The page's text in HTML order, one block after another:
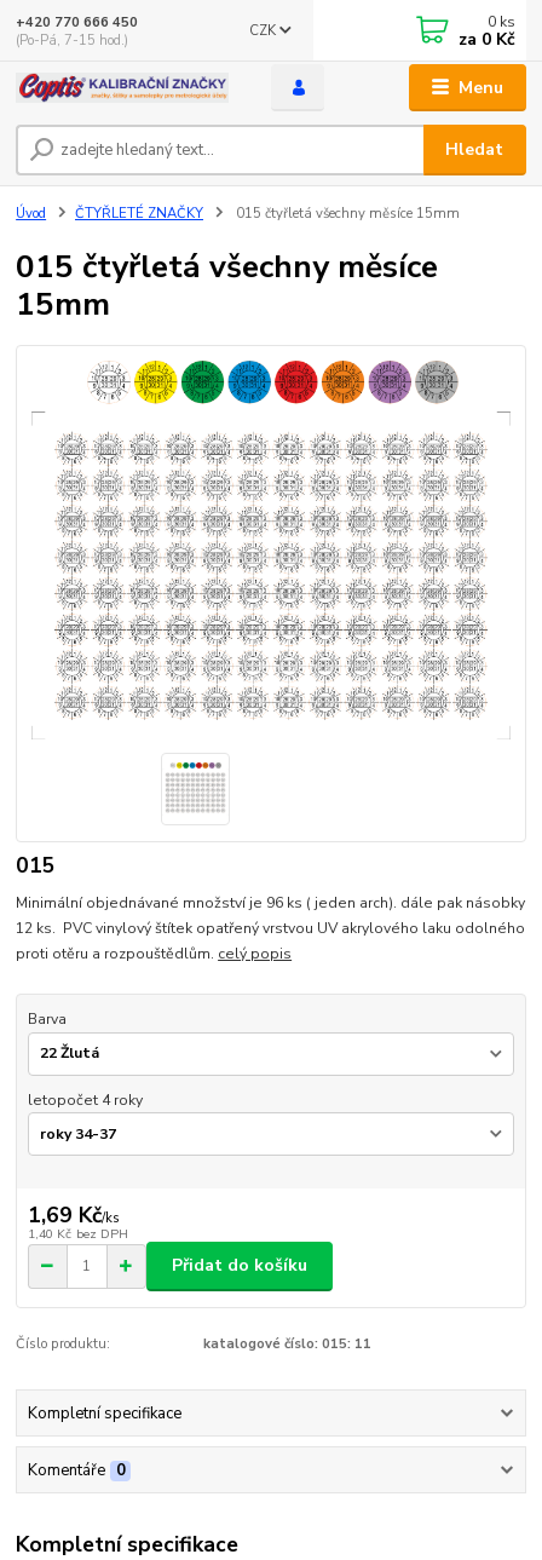
Menu
CZK
Hledat
+420 770 666 450
(Po-Pá, 7-15 hod.)
0 ks
za 0 Kč
Úvod ČTYŘLETÉ ZNAČKY 015 čtyřletá všechny měsíce 15mm
015 čtyřletá všechny měsíce
15mm
015
Minimální objednávané množství je 96 ks ( jeden arch). dále pak násobky
12 ks. PVC vinylový štítek opatřený vrstvou UV akrylového laku odolného
proti otěru a rozpouštědlům. celý popis
Barva
letopočet 4 roky
1,69 Kč/ks
1,40 Kč bez DPH
Přidat do košíku
Číslo produktu: katalogové číslo: 015: 11
Kompletní specifikace
Komentáře 0
Kompletní specifikace